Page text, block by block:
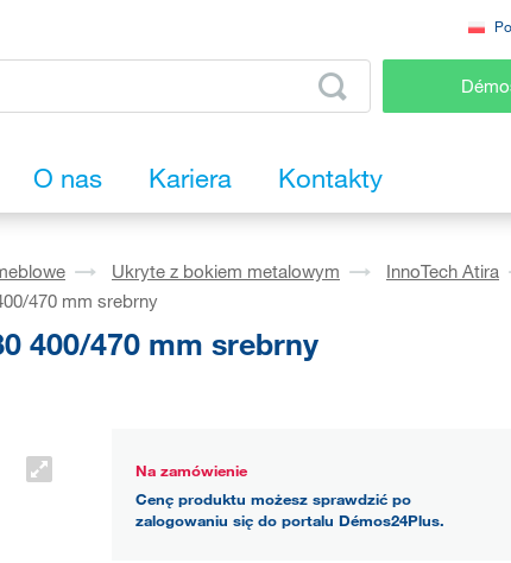
O nas Kariera Kontakty
Ukryte z bokiem metalowym InnoTech Atira
470 mm srebrny
400/470 mm srebrny
Na zamówienie
Cenę produktu możesz sprawdzić po
zalogowaniu się do portalu Démos24Plus.